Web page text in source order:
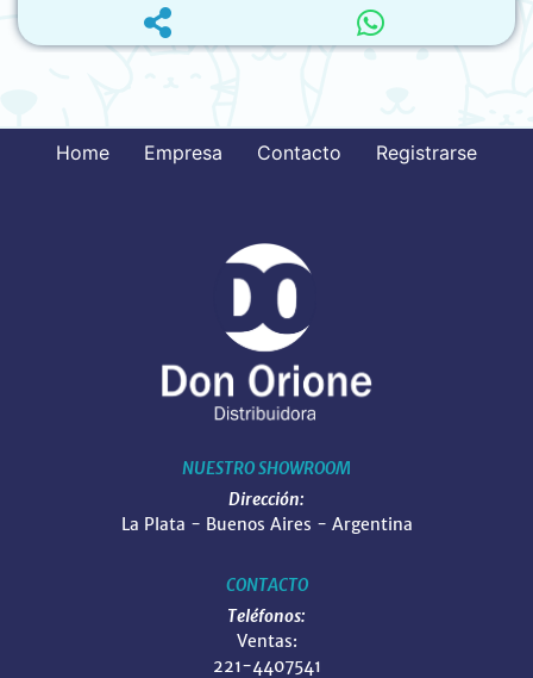
Home Empresa Contacto Registrarse
NUESTRO SHOWROOM
Dirección:
La Plata - Buenos Aires - Argentina
CONTACTO
Teléfonos:
Ventas:
221-4407541